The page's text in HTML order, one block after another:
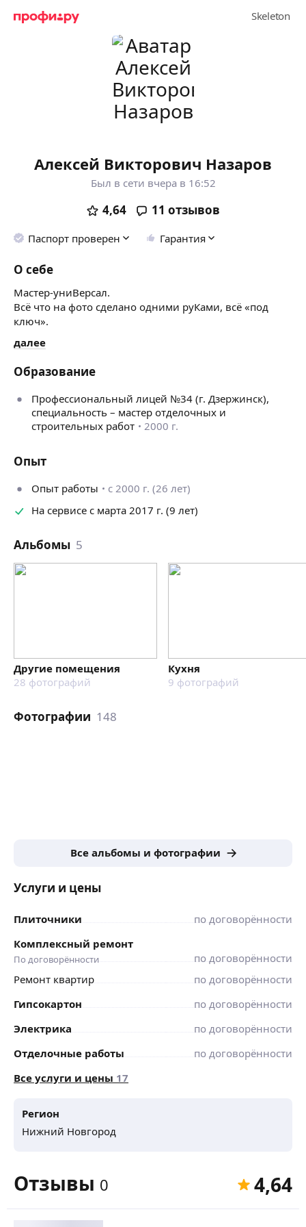
Алексей Викторович Назаров
Был в сети вчера в 16:52
4,64 11 отзывов
Паспорт проверен Гарантия
О себе
Мастер-униВерсал.
Всё что на фото сделано одними руКами, всё «под
ключ».
далее
Образование
Профессиональный лицей №34 (г. Дзержинск),
специальность – мастер отделочных и
строительных работ
2000 г.
Опыт
Опыт работы
с 2000 г. (26 лет)
На сервисе с марта 2017 г. (9 лет)
Альбомы 5
Другие помещения
28 фотографий
Кухня
9 фотографий
Фотографии 148
Все альбомы и фотографии
Услуги и цены
Плиточники
по договорённости
Комплексный ремонт
По договорённости
по договорённости
Ремонт квартир
по договорённости
Гипсокартон
по договорённости
Электрика
по договорённости
Отделочные работы
по договорённости
Все услуги и цены 17
Регион
Нижний Новгород
Отзывы 0 4,64